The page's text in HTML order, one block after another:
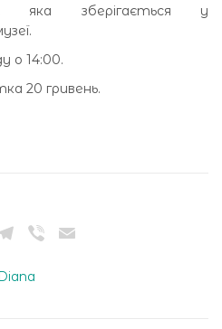
яка зберігається у
о 14:00.
20 гривень.
Telegram
Viber